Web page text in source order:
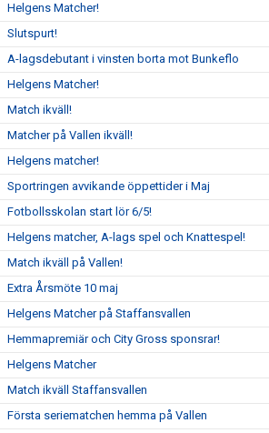
Helgens Matcher!
Slutspurt!
A-lagsdebutant i vinsten borta mot Bunkeflo
Helgens Matcher!
Match ikväll!
Matcher på Vallen ikväll!
Helgens matcher!
Sportringen avvikande öppettider i Maj
Fotbollsskolan start lör 6/5!
Helgens matcher, A-lags spel och Knattespel!
Match ikväll på Vallen!
Extra Årsmöte 10 maj
Helgens Matcher på Staffansvallen
Hemmapremiär och City Gross sponsrar!
Helgens Matcher
Match ikväll Staffansvallen
Första seriematchen hemma på Vallen